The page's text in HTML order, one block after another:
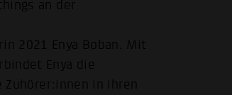
an der
2021 Enya Boban. Mit
Enya die
in ihren